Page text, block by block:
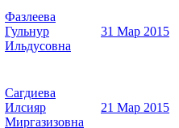
Фазлеева
Гульнур
Ильдусовна
31 Мар 2015
Сагдиева
Илсияр
Миргазизовна
21 Мар 2015